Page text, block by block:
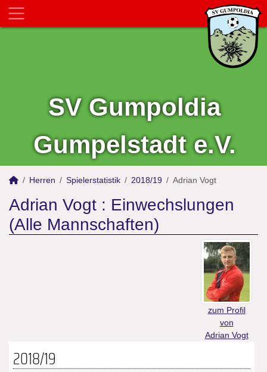
SV Gumpoldia
Gumpelstadt e.V.
Herren Spielerstatistik 2018/19 Adrian Vogt
Adrian Vogt : Einwechslungen
(Alle Mannschaften)
zum Profil
von
Adrian Vogt
2018/19